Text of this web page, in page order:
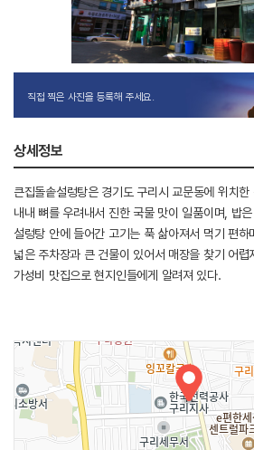
직접 찍은 사진을 등록해 주세요.
상세정보
큰집돌솥설렁탕은 경기도 구리시 교문동에 위치
내내 뼈를 우려내서 진한 국물 맛이 일품이며, 밥
설렁탕 안에 들어간 고기는 푹 삶아져서 먹기 편
넓은 주차장과 큰 건물이 있어서 매장을 찾기 어렵
가성비 맛집으로 현지인들에게 알려져 있다.